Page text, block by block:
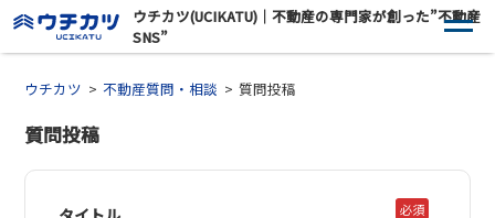
ウチカツ(UCIKATU)｜不動産の専門家が創った”不動産
SNS”
ウチカツ 不動産質問・相談 質問投稿
質問投稿
必須